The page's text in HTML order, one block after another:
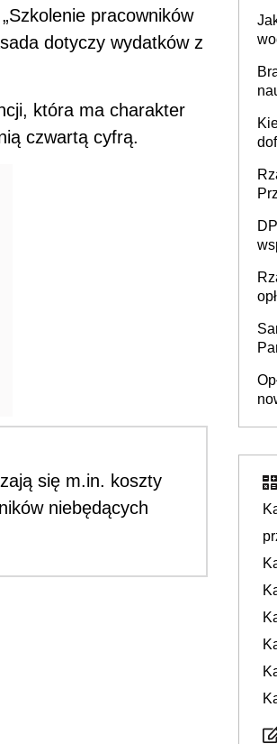
pracowników
dotyczy wydatków z
która ma charakter
czwartą cyfrą.
się m.in. koszty
niebędących